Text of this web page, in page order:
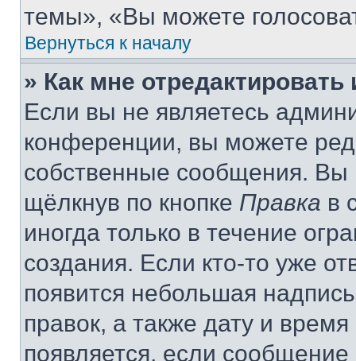
темы», «Вы можете
Вернуться к началу
» Как мне
Если вы не являетесь
конференции, вы можете
собственные сообщения. Вы
щёлкнув по кнопке Правка в
иногда только в течение
создания. Если кто-то уже
появится небольшая
правок, а также дату и
появляется, если